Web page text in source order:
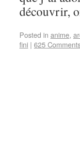
découvrir,
Posted in anime,
fini | 625